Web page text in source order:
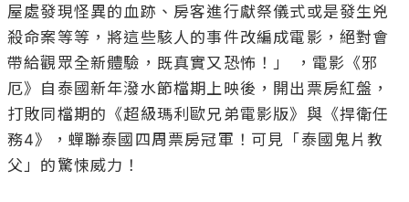
屋處發現怪異的血跡、房客進行獻祭儀式或是發生兇
殺命案等等，將這些駭人的事件改編成電影，絕對會
帶給觀眾全新體驗，既真實又恐怖！」 ，電影《邪
厄》自泰國新年潑水節檔期上映後，開出票房紅盤，
打敗同檔期的《超級瑪利歐兄弟電影版》與《捍衛任
務4》，蟬聯泰國四周票房冠軍！可見「泰國鬼片教
父」的驚悚威力！